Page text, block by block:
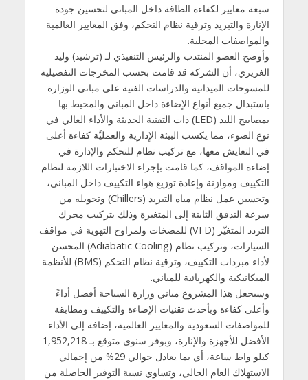
سبعة معايير لكفاءة الطاقة داخل المباني لتحسين جودة
الإنارة والتبريد وترقية نظام التحكم، وفق المعايير العالمية
والمواصفات المحلية.
وأوضح العضو المنتدب والرئيس التنفيذي لـ (ترشيد) وليد
الغريري، أن الشركة قد قامت بحسب المخرجات التفصيلية
للمسوحات الميدانية والدراسات الفنية على مباني الوزارة
باستبدال جميع أنواع الإضاءة داخل المباني والمحيط بها
بمصابيح الليد (LED) ذات التقنية الحديثة والأداء العالي في
نوع الضوء، مما يكسب البيئة الإدارية والعمليَّة كفاءة أعلى
في التعايش معها، مع تركيب نظام للتحكم والإدارة في
إضاءة المواقف، كما قامت بإجراء الاختبارات اللازمة لنظام
التكييف وموازنة وإعادة توزيع هواء التكييف داخل المباني،
وتحسين عمل نظام مياه التبريد (Chillers) وتحويله من
سرعة التدفق الثابتة إلى المتغيرة وذلك بتركيب محرك
التردد المتغيّر (VFD) للمضخات ولمراوح التهوية في مواقف
السيارات، وتركيب نظام (Adiabatic Cooling) المحسن
لأداء مبردات التكييف، وترقية نظام التحكم (BMS) للأنظمة
الميكانيكية والكهربائية للمباني.
وسيجعل هذا المشروع مباني وزارة السياحة أفضل أداءً
وأعلى كفاءة وبأحدث تقنيات الإضاءة والتكييف ومطابقة
للمواصفات السعودية والمعايير العالمية، إضافة إلى الأداء
الأفضل للأجهزة والإنارة، وبوفر سنوي متوقع بـ 1,952,218
كيلو واط ساعة، أي بما يعادل حوالي 29% من إجمالي
الاستهلاك العام الحالي، وتساوي نسبة التوفير الحاصلة من